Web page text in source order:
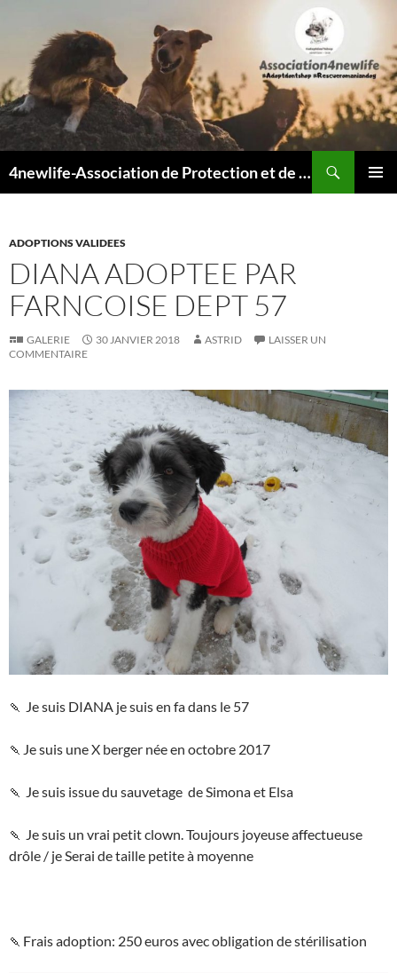
4newlife-Association de Protection et de défense animale. Loi de 1908
ADOPTIONS VALIDEES
DIANA ADOPTEE PAR
FARNCOISE DEPT 57
GALERIE 30 JANVIER 2018 ASTRID
LAISSER UN
COMMENTAIRE
🍡 Je suis DIANA je suis en fa dans le 57
🍡 Je suis une X berger née en octobre 2017
🍡 Je suis issue du sauvetage de Simona et Elsa
🍡 Je suis un vrai petit clown. Toujours joyeuse affectueuse
drôle / je Serai de taille petite à moyenne
🍡 Frais adoption: 250 euros avec obligation de stérilisation